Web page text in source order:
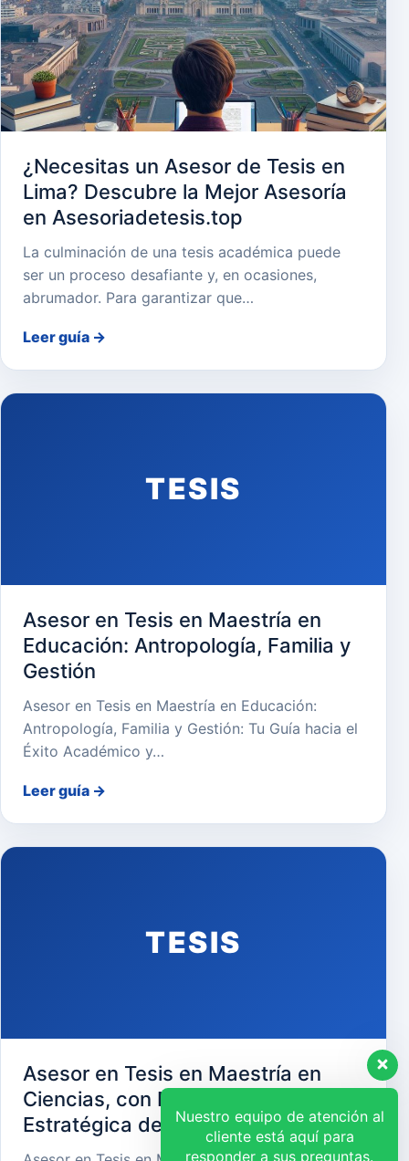
¿Necesitas un Asesor de Tesis en
Lima? Descubre la Mejor Asesoría
en Asesoriadetesis.top
La culminación de una tesis académica puede
ser un proceso desafiante y, en ocasiones,
abrumador. Para garantizar que…
Leer guía →
TESIS
Asesor en Tesis en Maestría en
Educación: Antropología, Familia y
Gestión
Asesor en Tesis en Maestría en Educación:
Antropología, Familia y Gestión: Tu Guía hacia el
Éxito Académico y…
Leer guía →
TESIS
Asesor en Tesis en Maestría en
Ciencias, con Mención en Gerencia
Estratégica de Recursos Humanos
Nuestro equipo de atención al
cliente está aquí para
responder a sus preguntas.